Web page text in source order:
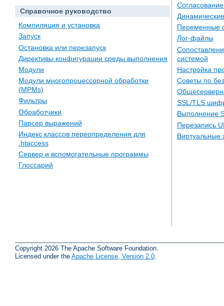
Справочное руководство
Компиляция и установка
Запуск
Остановка или перезапуск
Директивы конфигурации среды выполнения
Модули
Модули многопроцессорной обработки
(MPMs)
Фильтры
Обработчики
Парсер выражений
Индекс классов переопределения для
.htaccess
Сервер и вспомогательные программы
Глоссарий
Переменные
Лог-файлы
системой
Настройка
Советы по
SSL/TLS
Выполнение
Перезапись
Виртуальные
Copyright 2026 The Apache Software Foundation.
Licensed under the Apache License, Version 2.0